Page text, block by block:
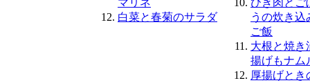
マリネ
白菜と春菊のサラダ
ひき肉とご
うの炊き込
ご飯
大根と焼き
揚げもナム
厚揚げとき